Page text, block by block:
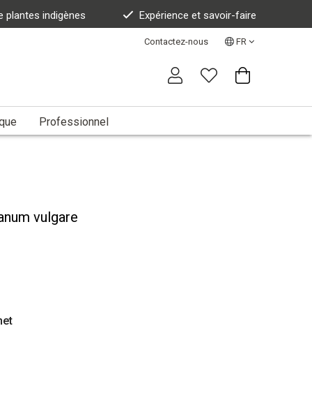
plantes indigènes Expérience et savoir-faire
Contactez-nous FR
Professionnel
vulgare